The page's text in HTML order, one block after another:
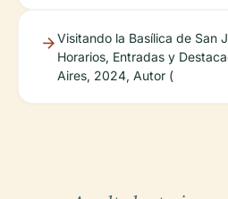
Visitando la Basílica de San
Horarios, Entradas y
Aires, 2024, Autor (